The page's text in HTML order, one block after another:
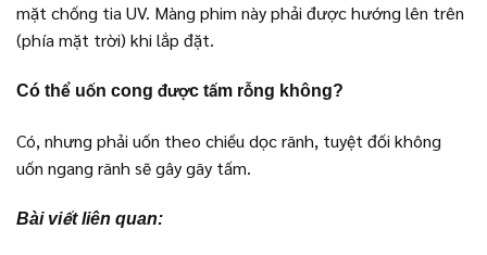
mặt chống tia UV. Màng phim này phải được hướng lên trên
(phía mặt trời) khi lắp đặt.
Có thể uốn cong được tấm rỗng không?
Có, nhưng phải uốn theo chiều dọc rãnh, tuyệt đối không
uốn ngang rãnh sẽ gây gãy tấm.
Bài viết liên quan: